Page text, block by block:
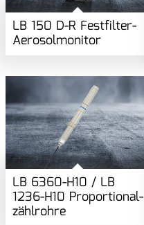
LB 150 D-R Festfilter-
Aerosolmonitor
LB 6360-H10 / LB
1236-H10 Proportional­
zählrohre